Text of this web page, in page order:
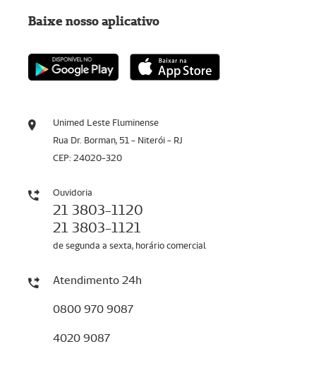
Unimed Leste Fluminense
Rua Dr. Borman, 51 - Niterói - RJ
CEP: 24020-320
Ouvidoria
21 3803-1120
21 3803-1121
de segunda a sexta, horário comercial
Atendimento 24h
0800 970 9087
4020 9087
Baixe nosso aplicativo